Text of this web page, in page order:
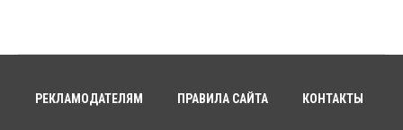
Треть автовладельцев в Новосибирской области
РЕКЛАМОДАТЕЛЯМ ПРАВИЛА САЙТА КОНТАКТЫ